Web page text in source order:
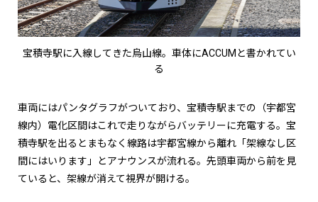
宝積寺駅に入線してきた烏山線。車体にACCUMと書かれてい
る
車両にはパンタグラフがついており、宝積寺駅までの（宇都宮
線内）電化区間はこれで走りながらバッテリーに充電する。宝
積寺駅を出るとまもなく線路は宇都宮線から離れ「架線なし区
間にはいります」とアナウンスが流れる。先頭車両から前を見
ていると、架線が消えて視界が開ける。